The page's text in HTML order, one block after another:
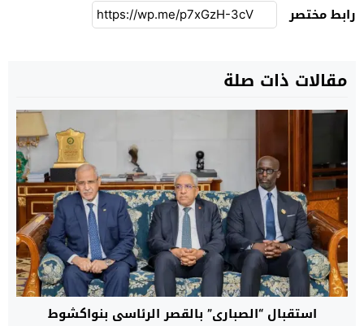
رابط مختصر
مقالات ذات صلة
استقبال “الصباري” بالقصر الرئاسي بنواكشوط